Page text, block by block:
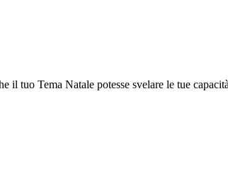
tuo Tema Natale potesse svelare le tue